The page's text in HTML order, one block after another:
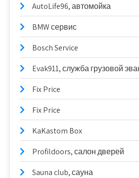
AutoLife96, автомойка
BMW сервис
Bosch Service
Evak911, служба грузовой
Fix Price
Fix Price
KaKastom Box
Profildoors, салон дверей
Sauna club, сауна